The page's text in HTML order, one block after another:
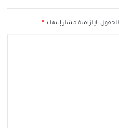
الحقول الإلزامية مشار إليها بـ*